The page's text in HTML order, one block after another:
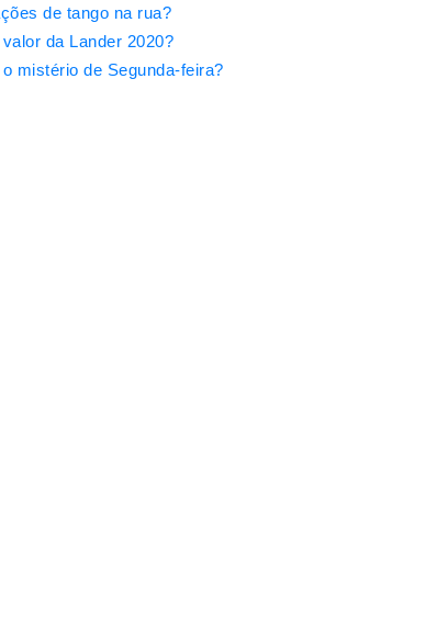
de tango na rua?
da Lander 2020?
mistério de Segunda-feira?